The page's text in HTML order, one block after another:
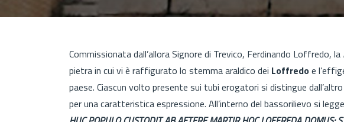
Commissionata dall’allora Signore di Trevico, Ferdinando Loffredo, la
pietra in cui vi è raffigurato lo stemma araldico dei Loffredoe
paese. Ciascun volto presente sui tubi erogatori si distingue
per una caratteristica espressione. All’interno del bassorilievo si